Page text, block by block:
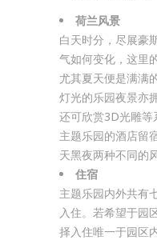
荷兰风景
白天时分，尽展豪
气如何变化，这里
尤其夏天便是满满
灯光的乐园夜景亦
还可欣赏3D光雕等
主题乐园的酒店留
天黑夜两种不同的风
住宿
主题乐园内外共有
入住。若希望于园
择入住唯一于园区